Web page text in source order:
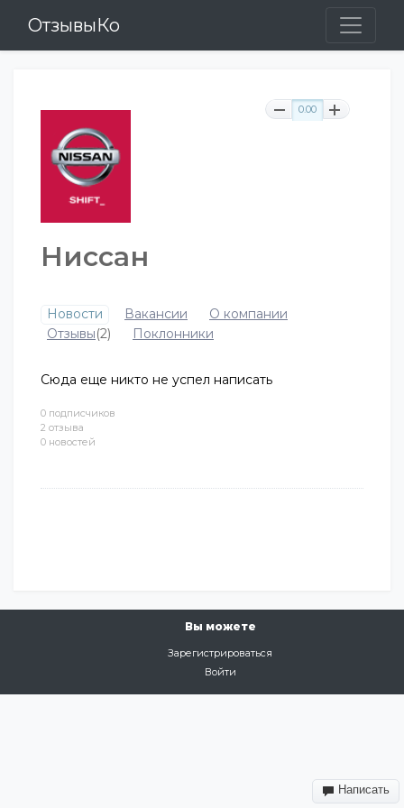
ОтзывыКо
0 подписчиков
2 отзыва
0 новостей
0.00
Ниссан
Новости Вакансии
О компании
Отзывы(2) Поклонники
Сюда еще никто не успел написать
Вы можете
Зарегистрироваться
Войти
Написать